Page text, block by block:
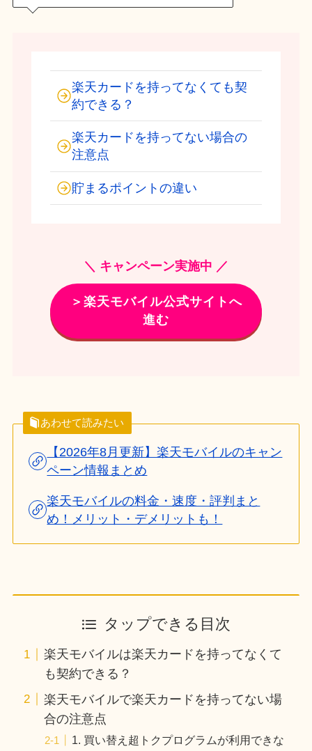
楽天カードを持ってなくても契
約できる？
楽天カードを持ってない場合の
注意点
貯まるポイントの違い
＼ キャンペーン実施中 ／
＞楽天モバイル公式サイトへ
進む
あわせて読みたい
【2026年8月更新】楽天モバイルのキャン
ペーン情報まとめ
楽天モバイルの料金・速度・評判まと
め！メリット・デメリットも！
タップできる目次
楽天モバイルは楽天カードを持ってなくて
も契約できる？
楽天モバイルで楽天カードを持ってない場
合の注意点
1. 買い替え超トクプログラムが利用できな